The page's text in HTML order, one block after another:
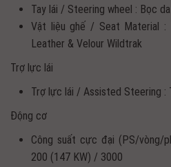
Tay lái / Steering wheel : Bọc
Vật liệu ghế / Seat Material :
Leather & Velour Wildtrak
Trợ lực lái
Trợ lực lái / Assisted Steering :
Động cơ
Công suất cực đại (PS/vòng/
200 (147 KW) / 3000